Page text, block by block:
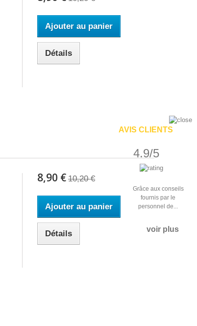
Ajouter au panier
Détails
8,90 € 10,20 €
Ajouter au panier
Détails
AVIS CLIENTS
4.9/5
Grâce aux conseils
fournis par le
personnel de...
voir plus